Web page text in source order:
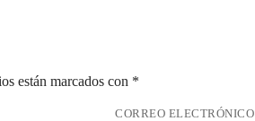
están marcados con *
CORREO ELECTRÓNICO